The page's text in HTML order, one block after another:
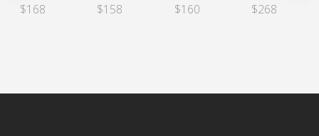
$168 $158 $160 $268